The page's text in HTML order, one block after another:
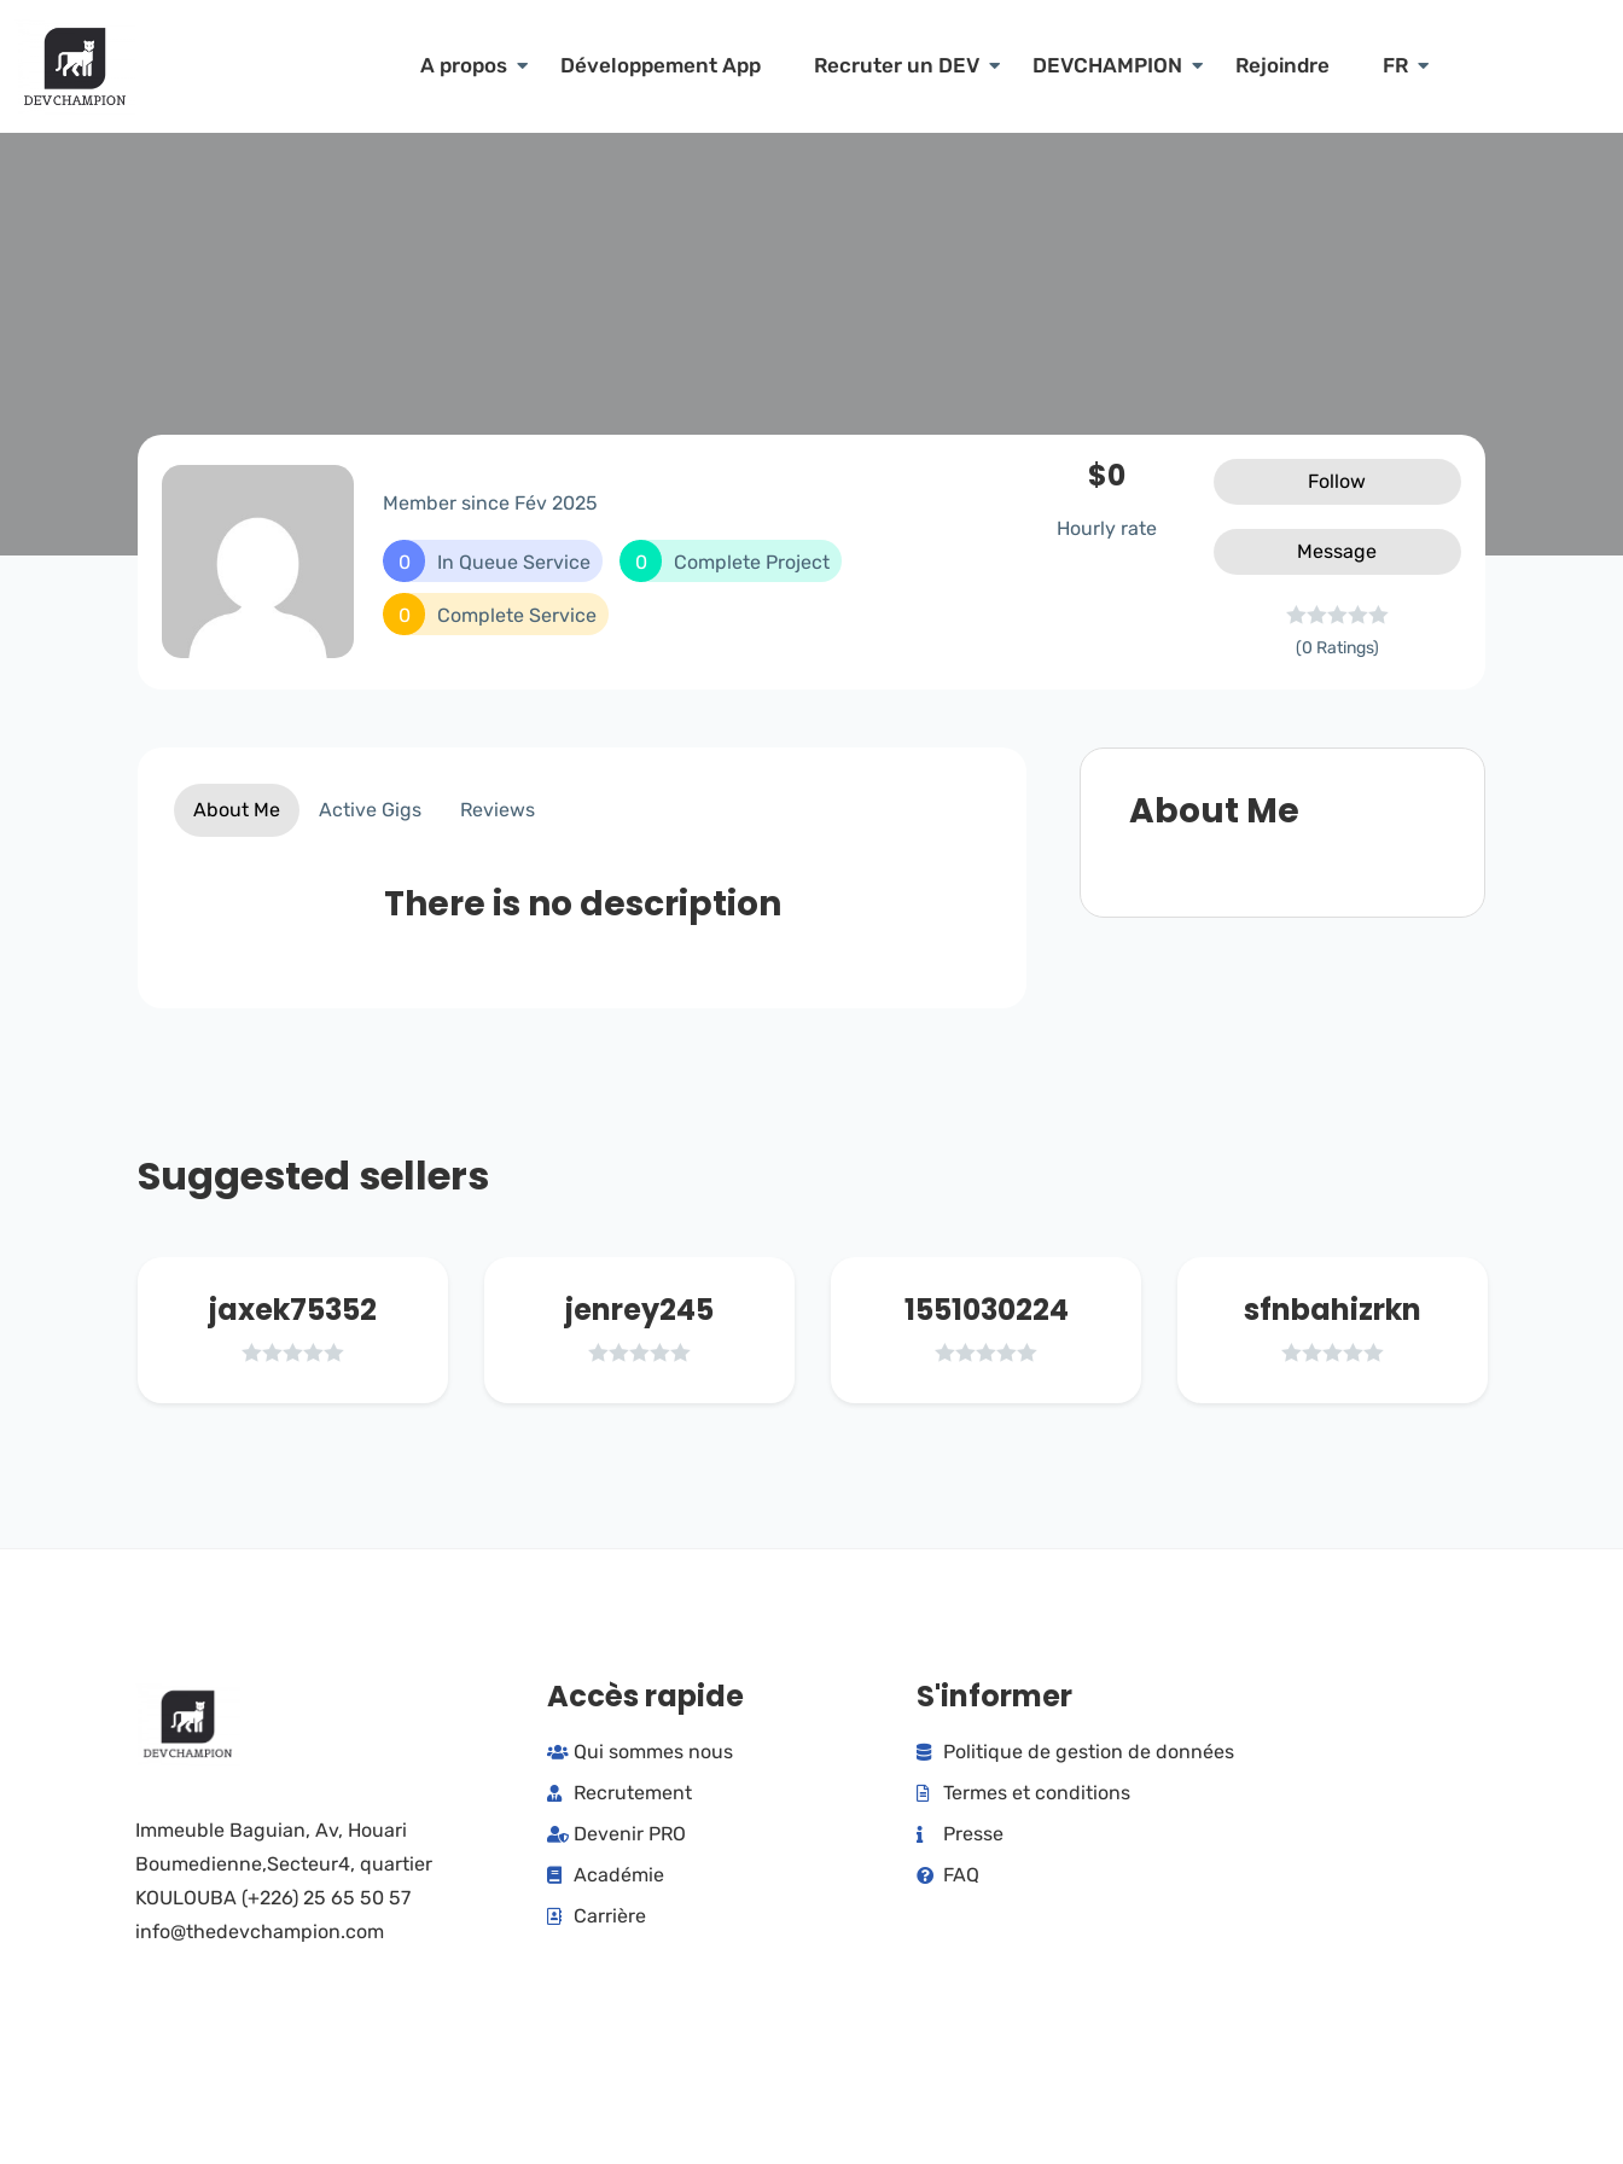
A propos Développement App Recruter un DEV DEVCHAMPION Rejoindre FR
Member since Fév 2025
0 In Queue Service 0 Complete Project
0 Complete Service
$0
Hourly rate
Follow
Message
(0 Ratings)
About Me Active Gigs Reviews
There is no description
About Me
Suggested sellers
jaxek75352 jenrey245 1551030224 sfnbahizrkn
Immeuble Baguian, Av, Houari
Boumedienne,Secteur4, quartier
KOULOUBA (+226) 25 65 50 57
info@thedevchampion.com
Accès rapide
Qui sommes nous
Recrutement
Devenir PRO
Académie
Carrière
S'informer
Politique de gestion de données
Termes et conditions
Presse
FAQ